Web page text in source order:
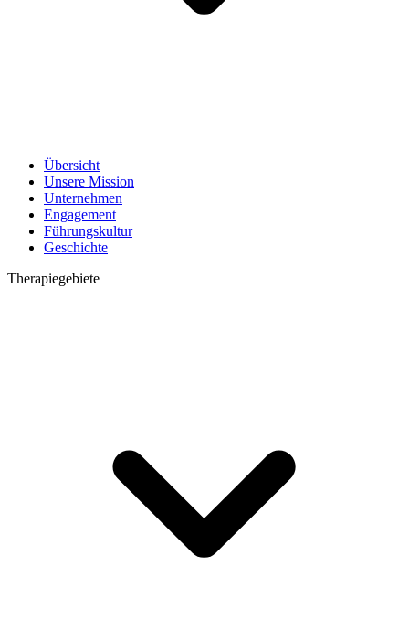
Übersicht
Unsere Mission
Unternehmen
Engagement
Führungskultur
Geschichte
Therapiegebiete